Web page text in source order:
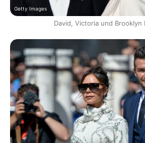
Getty Images
David, Victoria und Brooklyn